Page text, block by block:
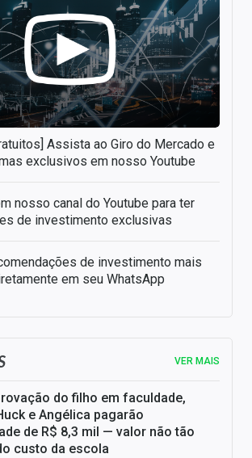
Assista ao Giro do Mercado e
exclusivos em nosso Youtube
nosso canal do Youtube para ter
de investimento exclusivas
de investimento mais
em seu WhatsApp
VER MAIS
do filho em faculdade,
e Angélica pagarão
de R$ 8,3 mil — valor não tão
custo da escola